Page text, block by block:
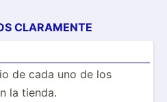
CLARAMENTE
de cada uno de los
la tienda.